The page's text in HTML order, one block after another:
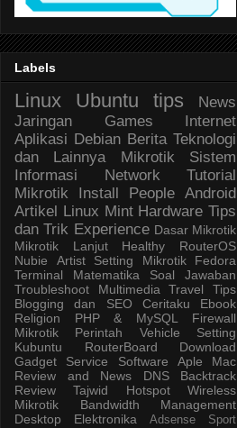
Labels
Linux Ubuntu tips
News
Jaringan
Games
Internet
Aplikasi Debian Berita Teknologi
dan Lainnya
Mikrotik
Sistem
Informasi
Network
Tutorial
Mikrotik
Install People Android
Artikel
Linux Mint Hardware Tips
dan Trik Experience Dasar Mikrotik
Mikrotik Lanjut
Healthy
RouterOS
Nubie
Artist Setting Mikrotik
Fedora
Terminal
Matematika
Soal Jawaban
Troubleshoot
Multimedia Travel
Tips
Blogging dan SEO
Ceritaku
Ebook
Religion
PHP & MySQL
Firewall
Mikrotik
Perintah Vehicle
Setting
Kubuntu
RouterBoard
Download
Gadget
Service Software
Aple Mac
Review and News
DNS
Backtrack
Review
Tajwid Hotspot
Wireless
Mikrotik
Bandwidth Management
Desktop
Elektronika Adsense
Sport